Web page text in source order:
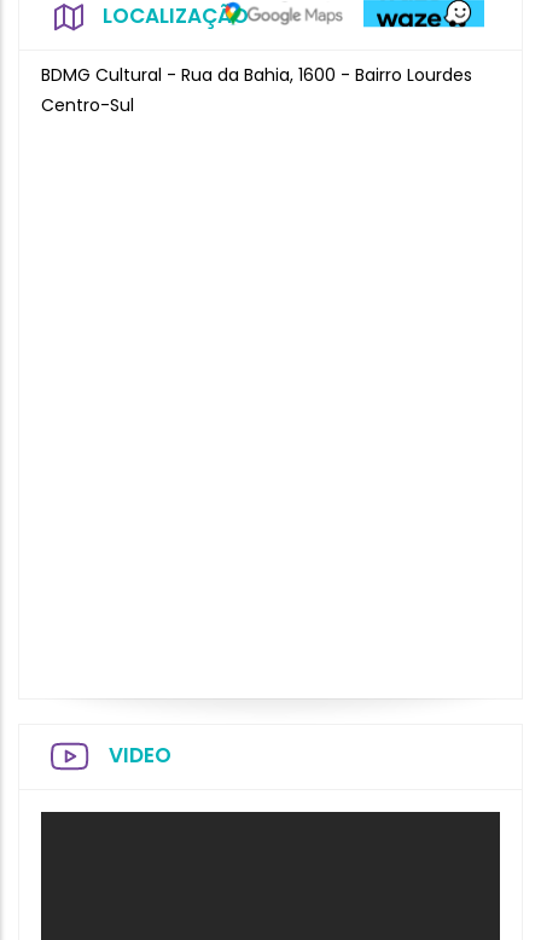
LOCALIZAÇÃO
BDMG Cultural - Rua da Bahia, 1600 - Bairro Lourdes
Centro-Sul
VIDEO